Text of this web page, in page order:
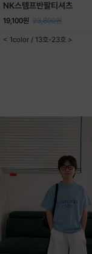
NK스템프반팔티셔츠
19,100원 23,800원
< 1color / 13호-23호 >